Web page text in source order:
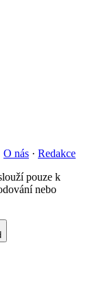
O nás · Redakce
pouze k
nebo